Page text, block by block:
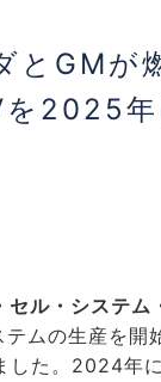
GMが
2025年
セル・システム
ムの生産を開
した。2024年